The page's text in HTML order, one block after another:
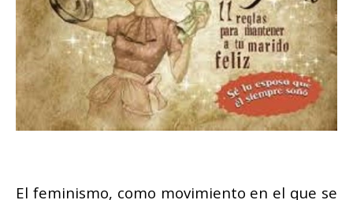
El feminismo, como movimiento en el que se